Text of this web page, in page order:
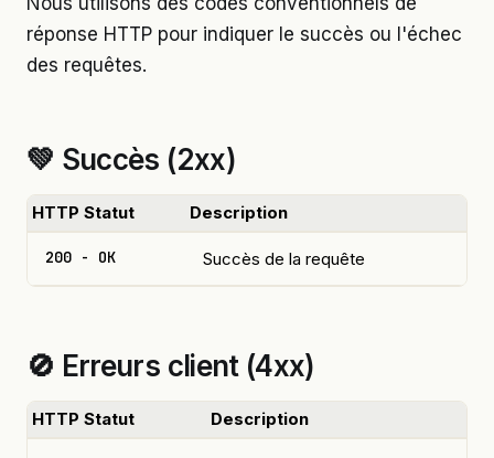
réponse HTTP pour indiquer le succès ou l'échec
des requêtes.
💚 Succès (2xx)
HTTP Statut Description
200 - OK Succès de la requête
🚫 Erreurs client (4xx)
HTTP Statut Description